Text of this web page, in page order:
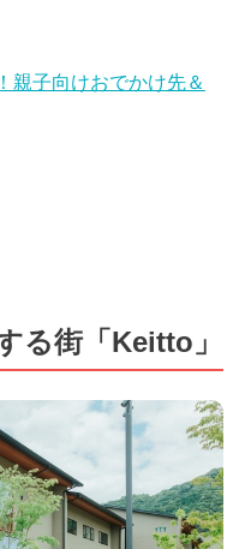
親子向けおでかけ先＆
る街「Keitto」